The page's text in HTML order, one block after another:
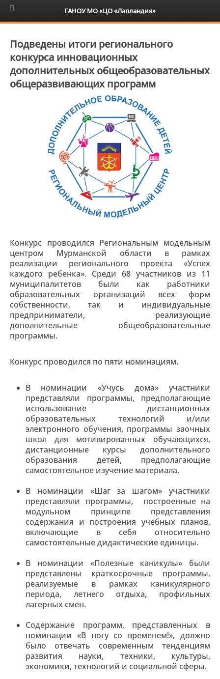
6+
Подведены итоги регионального
конкурса инновационных
дополнительных общеобразовательных
общеразвивающих программ
Конкурс проводился Региональным модельным
центром Мурманской области в рамках
реализации регионального проекта «Успех
каждого ребенка». Среди 68 участников из 11
муниципалитетов были как работники
образовательных организаций всех форм
собственности, так и индивидуальные
предприниматели, реализующие
дополнительные общеобразовательные
программы.
Конкурс проводился по пяти номинациям.
В номинации «Учусь дома» участники
представляли программы, предполагающие
использование дистанционных
образовательных технологий и/или
электронного обучения, программы заочных
школ для мотивированных обучающихся,
дистанционные курсы дополнительного
образования детей, предполагающие
самостоятельное изучение материала.
В номинации «Шаг за шагом» участники
представляли программы, построенные на
модульном принципе представления
содержания и построения учебных планов,
включающие в себя относительно
самостоятельные дидактические единицы.
В номинации «Полезные каникулы» были
представлены краткосрочные программы,
реализуемые в рамках каникулярного
периода, летнего отдыха, профильных
лагерных смен.
Содержание программ, представленных в
номинации «В ногу со временем!», должно
было отвечать современным тенденциям
развития науки, техники, культуры,
экономики, технологий и социальной сферы.
ГАНОУ МО «ЦО «Лапландия»